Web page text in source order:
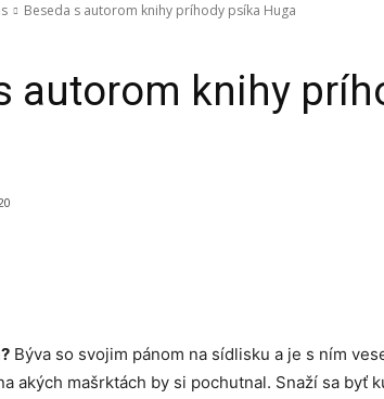
Beseda s autorom knihy príhody psíka Huga
autorom knihy
Býva so svojim pánom na sídlisku a je s ním
akých mašrktách by si pochutnal. Snaží sa byť